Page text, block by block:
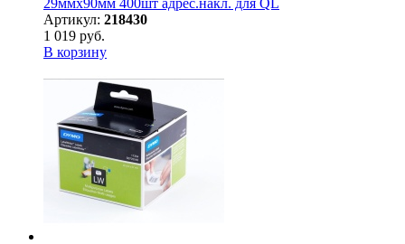
29ммх90мм 400шт адрес.накл. для QL
Артикул: 218430
1 019 руб.
В корзину